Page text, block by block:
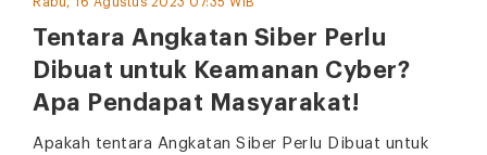
Tentara Angkatan Siber Perlu
Dibuat untuk Keamanan Cyber?
Apa Pendapat Masyarakat!
Apakah tentara Angkatan Siber Perlu Dibuat untuk